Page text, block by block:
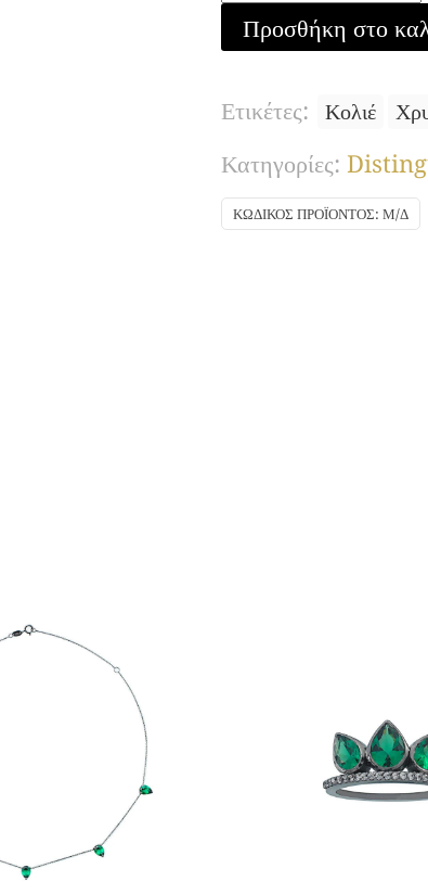
Spectrum
κολιέ
ποσότητα
Προσθήκη στο
Ετικέτες: Κολιέ
Κατηγορίες:
ΚΩΔΙΚΌΣ ΠΡΟΪΌΝΤΟΣ: Μ/Δ